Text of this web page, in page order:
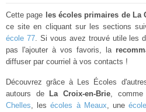
Cette page les écoles primaires de La
ce site en cliquant sur les sections
école 77. Si vous avez trouvé utile les
pas l'ajouter à vos favoris, la
diffuser par courriel à vos contacts !
Découvrez grâce à Les Écoles
autours de
La Croix-en-Brie,
Chelles, lesécoles à Meaux, une